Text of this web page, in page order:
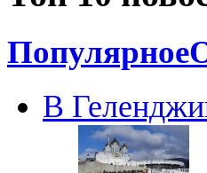
Популярное
В